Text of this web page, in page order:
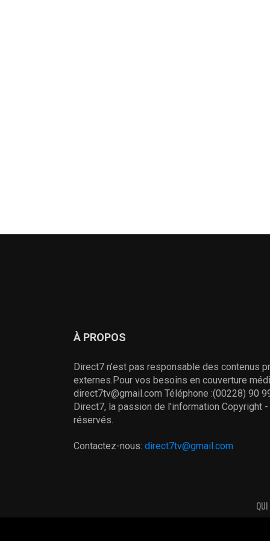
À PROPOS
Direct7 n’est pas responsable des contenus
externes.Pour vos besoins en couverture
direct7tv@gmail.com Téléphone :(00228) 90
Direct7, la passion de l'information Copyright
réservés.
Contactez-nous: direct7tv@gmail.com